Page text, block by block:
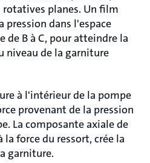
rotatives planes. Un film
pression dans l'espace
B à C, pour atteindre la
niveau de la garniture
à l'intérieur de la pompe
provenant de la pression
La composante axiale de
force du ressort, crée la
garniture.